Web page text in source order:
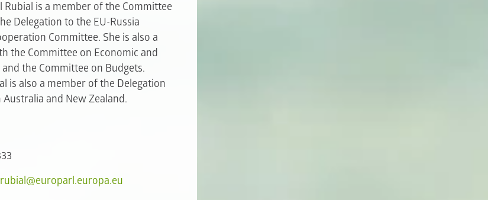
Rubial is a member of the Committee
Delegation to the EU-Russia
Committee. She is also a
the Committee on Economic and
the Committee on Budgets.
is also a member of the Delegation
and New Zealand.